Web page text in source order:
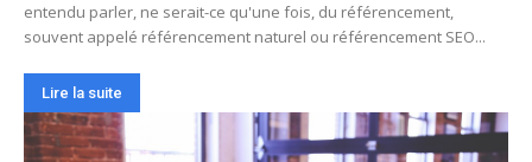
entendu parler, ne serait-ce qu'une fois, du référencement,
souvent appelé référencement naturel ou référencement SEO...
Lire la suite